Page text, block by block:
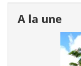
A la une